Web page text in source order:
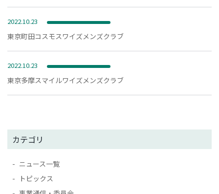
2022.10.23
東京町田コスモスワイズメンズクラブ
2022.10.23
東京多摩スマイルワイズメンズクラブ
カテゴリ
ニュース一覧
トピックス